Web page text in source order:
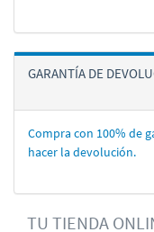
GARANTÍA DE
Compra con 100% de
hacer la devolución.
TU TIENDA